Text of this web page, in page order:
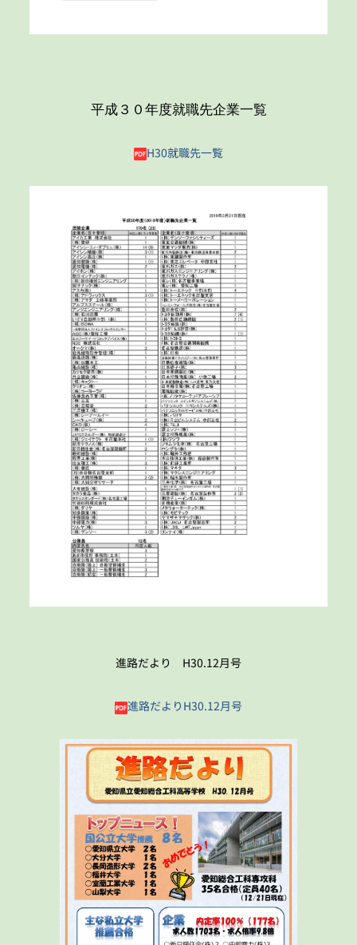
平成３０年度就職先企業一覧
H30就職先一覧
進路だより H30.12月号
進路だよりH30.12月号